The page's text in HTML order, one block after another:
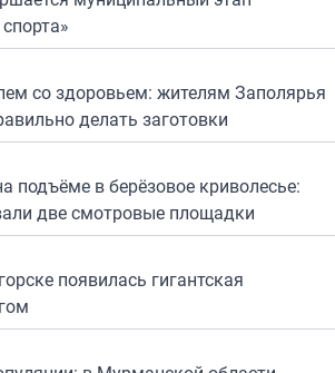
со здоровьем: жителям Заполярья
делать заготовки
подъёме в берёзовое криволесье:
две смотровые площадки
появилась гигантская